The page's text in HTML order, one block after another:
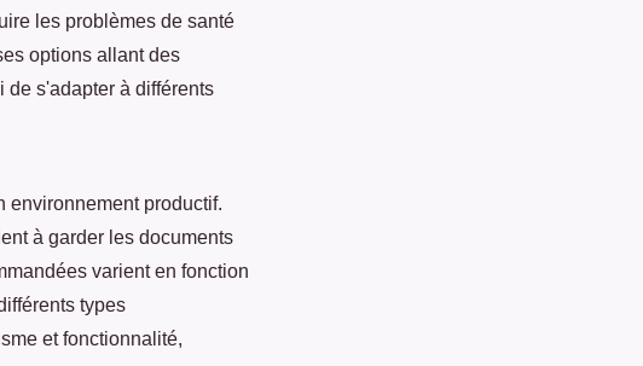
les problèmes de santé
options allant des
de s'adapter à différents
environnement productif.
à garder les documents
varient en fonction
types
et fonctionnalité,